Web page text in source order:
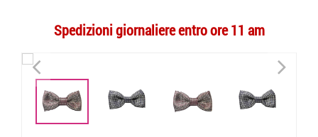
Spedizioni giornaliere entro ore 11 am
< >